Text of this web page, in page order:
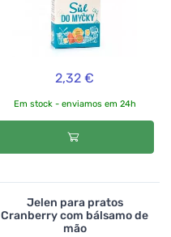
2,32 €
Em stock - enviamos em 24h
Jelen para pratos
Cranberry com bálsamo de
mão